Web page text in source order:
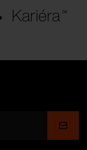
Kariéra